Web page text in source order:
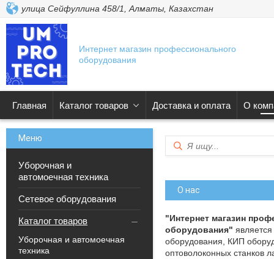
улица Сейфуллина 458/1, Алматы, Казахстан
Интернет магазин профессионального
оборудования
Главная Каталог товаров Доставка и оплата О
Уборочная и
автомоечная техника
Сетевое оборудования
Каталог товаров
Уборочная и автомоечная
техника
О нас
"Интернет магазин
оборудования"
оборудования, КИП
оптоволоконных станков